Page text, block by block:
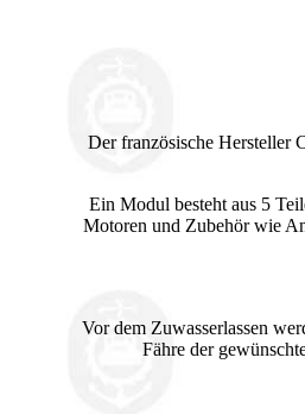
Der französische Hersteller
Ein Modul besteht aus 5
Motoren und Zubehör wie
Vor dem Zuwasserlassen
Fähre der